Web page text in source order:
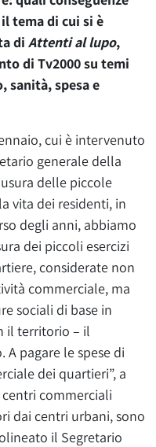
tema di cui si è
di Attenti al lupo,
di Tv2000 su temi
sanità, spesa e
cui è intervenuto
generale della
delle piccole
vita dei residenti, in
degli anni, abbiamo
dei piccoli esercizi
considerate non
commerciale, ma
sociali di base in
il territorio – il
pagare le spese di
dei quartieri”, a
commerciali
dai centri urbani, sono
il Segretario